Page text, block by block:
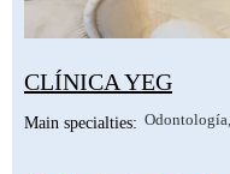
CLÍNICA YEG
Main specialties: Odontología